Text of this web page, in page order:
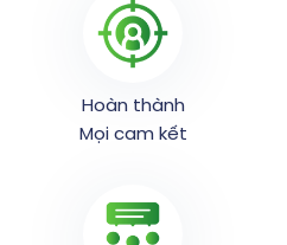
Hoàn thành
Mọi cam kết